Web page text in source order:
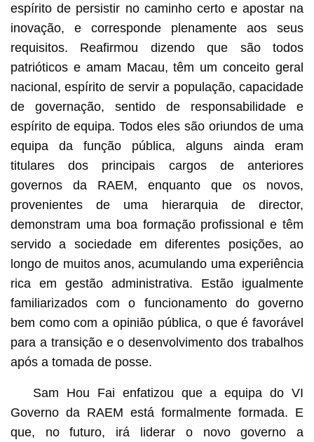
espírito de persistir no caminho certo e apostar na
inovação, e corresponde plenamente aos seus
requisitos. Reafirmou dizendo que são todos
patrióticos e amam Macau, têm um conceito geral
nacional, espírito de servir a população, capacidade
de governação, sentido de responsabilidade e
espírito de equipa. Todos eles são oriundos de uma
equipa da função pública, alguns ainda eram
titulares dos principais cargos de anteriores
governos da RAEM, enquanto que os novos,
provenientes de uma hierarquia de director,
demonstram uma boa formação profissional e têm
servido a sociedade em diferentes posições, ao
longo de muitos anos, acumulando uma experiência
rica em gestão administrativa. Estão igualmente
familiarizados com o funcionamento do governo
bem como com a opinião pública, o que é favorável
para a transição e o desenvolvimento dos trabalhos
após a tomada de posse.
Sam Hou Fai enfatizou que a equipa do VI
Governo da RAEM está formalmente formada. E
que, no futuro, irá liderar o novo governo a